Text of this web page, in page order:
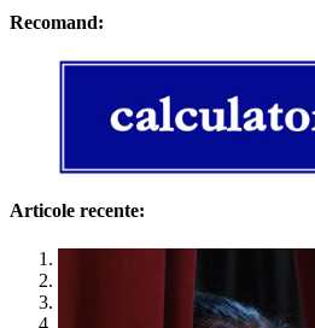
Recomand:
Articole recente: